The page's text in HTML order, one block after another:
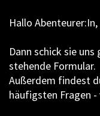
Hallo
Dann schick sie
stehende Formular.
Außerdem findest
häufigsten Fragen